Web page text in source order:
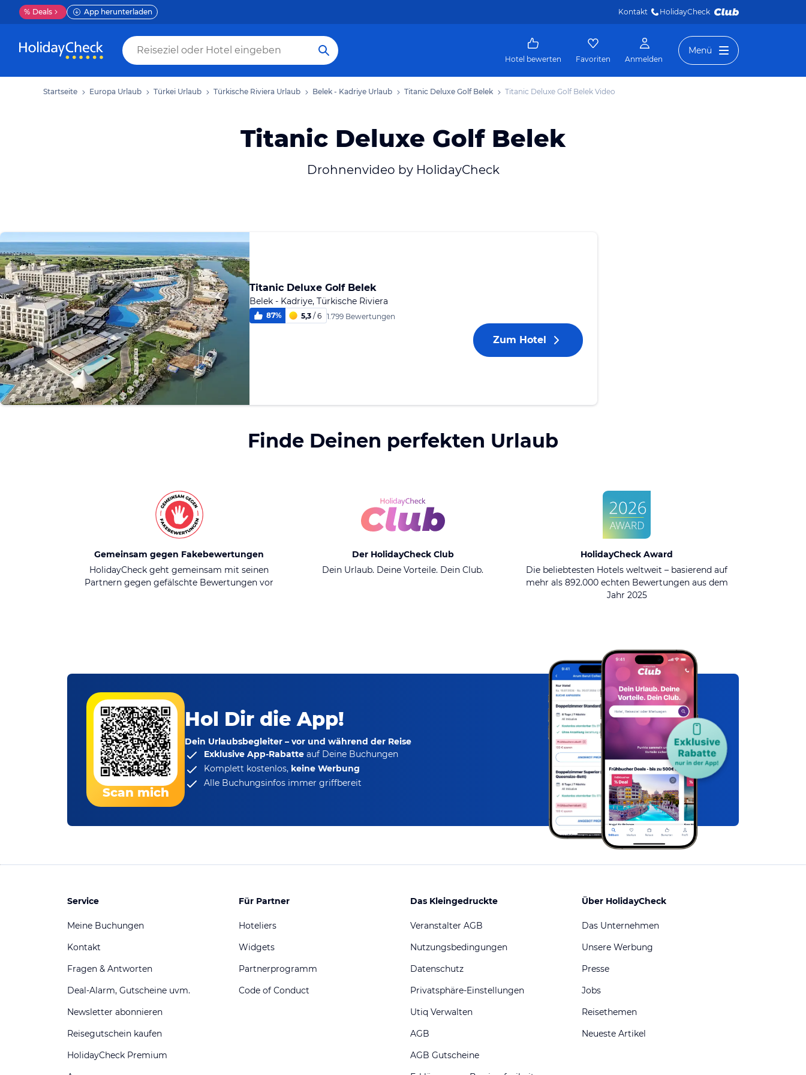
% Deals App herunterladen Kontakt HolidayCheck
Hotel bewerten Favoriten Anmelden
Menü
Startseite Europa Urlaub Türkei Urlaub Türkische Riviera Urlaub Belek - Kadriye Urlaub Titanic Deluxe Golf Belek Titanic Deluxe Golf Belek Video
Titanic Deluxe Golf Belek
Drohnenvideo by HolidayCheck
Titanic Deluxe Golf Belek
Belek - Kadriye, Türkische Riviera
87% 5,3 / 6 1.799 Bewertungen
Zum Hotel
Finde Deinen perfekten Urlaub
Gemeinsam gegen Fakebewertungen
HolidayCheck geht gemeinsam mit seinen
Partnern gegen gefälschte Bewertungen vor
Der HolidayCheck Club
Dein Urlaub. Deine Vorteile. Dein Club.
HolidayCheck Award
Die beliebtesten Hotels weltweit – basierend auf
mehr als 892.000 echten Bewertungen aus dem
Jahr 2025
Scan mich
Hol Dir die App!
Dein Urlaubsbegleiter – vor und während der Reise
Exklusive App-Rabatte auf Deine Buchungen
Komplett kostenlos, keine Werbung
Alle Buchungsinfos immer griffbereit
Service
Meine Buchungen
Kontakt
Fragen & Antworten
Deal-Alarm, Gutscheine uvm.
Newsletter abonnieren
Reisegutschein kaufen
HolidayCheck Premium
Für Partner
Hoteliers
Widgets
Partnerprogramm
Code of Conduct
Das Kleingedruckte
Veranstalter AGB
Nutzungsbedingungen
Datenschutz
Privatsphäre-Einstellungen
Utiq Verwalten
AGB
AGB Gutscheine
Über HolidayCheck
Das Unternehmen
Unsere Werbung
Presse
Jobs
Reisethemen
Neueste Artikel